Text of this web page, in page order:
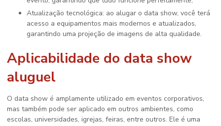
Atualização tecnológica: ao alugar o data show, você terá
acesso a equipamentos mais modernos e atualizados,
garantindo uma projeção de imagens de alta qualidade.
Aplicabilidade do data show
aluguel
O data show é amplamente utilizado em eventos corporativos,
mas também pode ser aplicado em outros ambientes, como
escolas, universidades, igrejas, feiras, entre outros. Ele é uma